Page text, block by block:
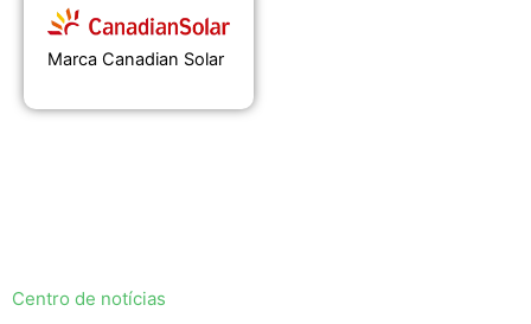
Marca Canadian Solar
Centro de notícias